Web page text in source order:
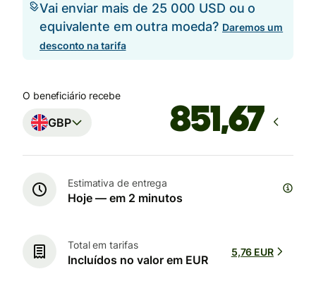
Vai enviar mais de 25 000 USD ou o
equivalente em outra moeda? Daremos um
desconto na tarifa
O beneficiário recebe
GBP
Estimativa de entrega
Hoje — em 2 minutos
Total em tarifas
Incluídos no valor em EUR
5,76 EUR